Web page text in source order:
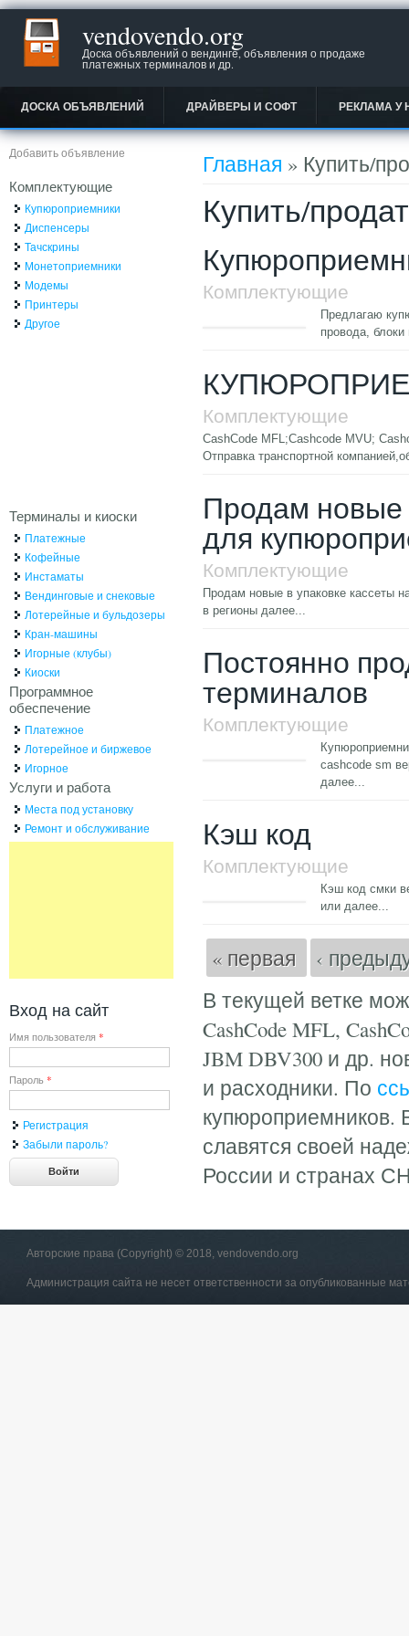
vendovendo.org
Доска объявлений о вендинге, объявления о продаже
платежных терминалов и др.
ДОСКА ОБЪЯВЛЕНИЙ ДРАЙВЕРЫ И СОФТ РЕКЛАМА У
Вы здесь
Главная » Купить/
Купить/
Комплектующие
Предлагаю
провода,
Комплектующие
CashCode MFL;Cashcode MVU;
Отправка транспортной
Продам новые
для
Комплектующие
Продам новые в упаковке кассеты
в регионы далее...
Постоянно
терминалов
Комплектующие
cashcode sm
далее...
Кэш код
Комплектующие
Кэш код смки
или далее...
Страницы
« первая
‹
В текущей ветке
CashCode MFL,
JBM DBV300 и др.
и расходники. По
купюроприемников.
славятся своей
России и странах
Добавить объявление
Комплектующие
Купюроприемники
Диспенсеры
Тачскрины
Монетоприемники
Модемы
Принтеры
Другое
Терминалы и киоски
Платежные
Кофейные
Инстаматы
Вендинговые и снековые
Лотерейные и бульдозеры
Кран-машины
Игорные (клубы)
Киоски
Программное
обеспечение
Платежное
Лотерейное и биржевое
Игорное
Услуги и работа
Места под установку
Ремонт и обслуживание
Вход на сайт
Имя пользователя *
Пароль *
Регистрация
Забыли пароль?
Авторские права (Copyright) © 2018, vendovendo.org
Администрация сайта не несет ответственности за опубликованные